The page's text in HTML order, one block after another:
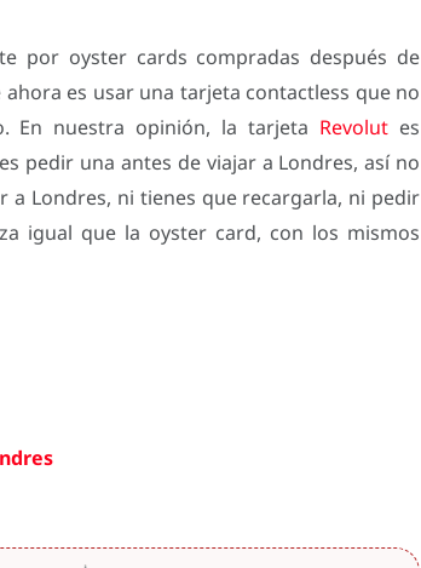
por oyster cards compradas después de
es usar una tarjeta contactless que no
En nuestra opinión, la tarjeta Revolut es
pedir una antes de viajar a Londres, así no
Londres, ni tienes que recargarla, ni pedir
igual que la oyster card, con los mismos